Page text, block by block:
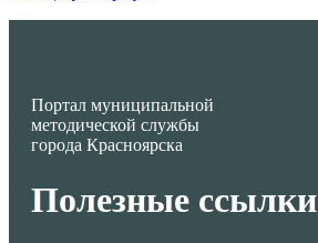
Портал муниципальной
методической службы
города Красноярска
Полезные ссылки